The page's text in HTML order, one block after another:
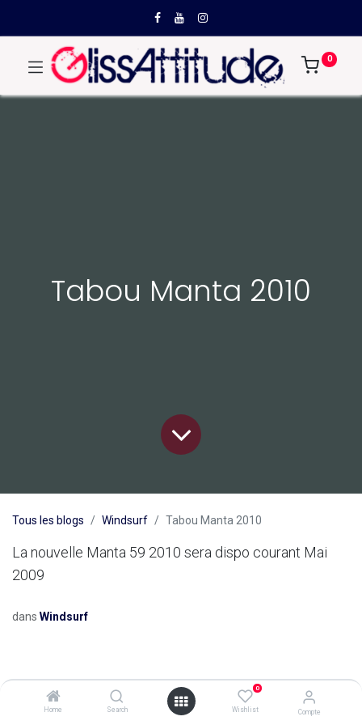
Home Search
0
Wishlist Compte
0
Tabou Manta 2010
Tous les blogs Windsurf Tabou Manta 2010
La nouvelle Manta 59 2010 sera dispo courant Mai
2009
dans Windsurf